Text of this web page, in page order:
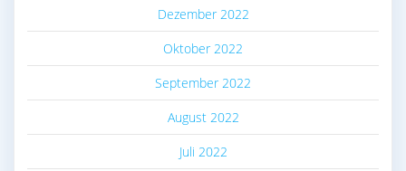
Dezember 2022
Oktober 2022
September 2022
August 2022
Juli 2022